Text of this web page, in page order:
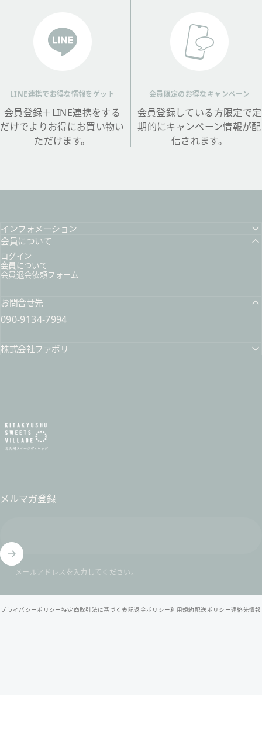
LINE連携でお得な情報をゲット
会員登録＋LINE連携をする
だけでよりお得にお買い物い
ただけます。
会員限定のお得なキャンペーン
会員登録している方限定で定
期的にキャンペーン情報が配
信されます。
インフォメーション
会員について
ログイン
会員について
会員退会依頼フォーム
お問合せ先
090-9134-7994
株式会社ファボリ
メルマガ登録
メールアドレスを入力してください。
プライバシーポリシー特定商取引法に基づく表記返金ポリシー利用規約配送ポリシー連絡先情報